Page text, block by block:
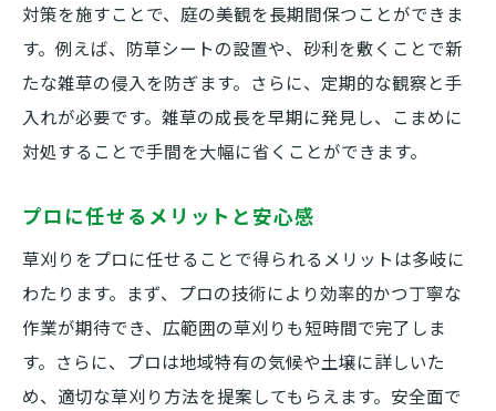
対策を施すことで、庭の美観を長期間保つことができま
す。例えば、防草シートの設置や、砂利を敷くことで新
たな雑草の侵入を防ぎます。さらに、定期的な観察と手
入れが必要です。雑草の成長を早期に発見し、こまめに
対処することで手間を大幅に省くことができます。
プロに任せるメリットと安心感
草刈りをプロに任せることで得られるメリットは多岐に
わたります。まず、プロの技術により効率的かつ丁寧な
作業が期待でき、広範囲の草刈りも短時間で完了しま
す。さらに、プロは地域特有の気候や土壌に詳しいた
め、適切な草刈り方法を提案してもらえます。安全面で